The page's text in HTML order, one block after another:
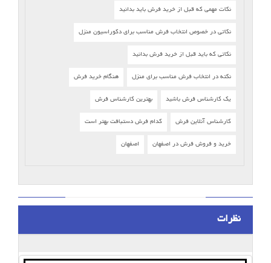
نکات مهمی که قبل از خرید فرش باید بدانید
نکاتی در خصوص انتخاب فرش مناسب برای دکوراسیون منزل
نکاتی که باید قبل از خرید فرش بدانید
نکته در انتخاب فرش مناسب برای منزل هنگام خرید فرش
یک کارشناس فرش باشید بهترین کارشناس فرش
کارشناس آنلاین فرش کدام فرش دستبافت بهتر است
خرید و فروش فرش در اصفهان اصفهان
نظرات